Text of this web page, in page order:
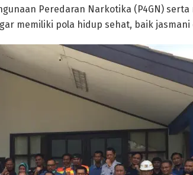
Peredaran Narkotika (P4GN)
memiliki pola hidup sehat, baik jasmani